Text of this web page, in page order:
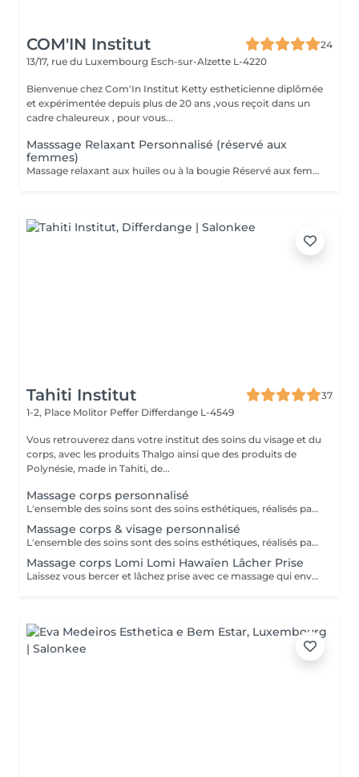
COM'IN Institut
24
13/17, rue du Luxembourg Esch-sur-Alzette L-4220
Bienvenue chez Com'In Institut Ketty estheticienne diplômée
et expérimentée depuis plus de 20 ans ,vous reçoit dans un
cadre chaleureux , pour vous...
Masssage Relaxant Personnalisé (réservé aux
femmes)
Massage relaxant aux huiles ou à la bougie Réservé aux femmes
Tahiti Institut
37
1-2, Place Molitor Peffer Differdange L-4549
Vous retrouverez dans votre institut des soins du visage et du
corps, avec les produits Thalgo ainsi que des produits de
Polynésie, made in Tahiti, de...
Massage corps personnalisé
L'ensemble des soins sont des soins esthétiques, réalisés par des esthéticiennes diplômées. Ils n'ont pas de visée médicale et les massages ne sont aucunement sexuels. Vous avez pris rendez-vous dans un institut de beauté. Merci de respecter le personnel
Massage corps & visage personnalisé
L'ensemble des soins sont des soins esthétiques, réalisés par des esthéticiennes diplômées. Ils n'ont pas de visée médicale et les massages ne sont aucunement sexuels. Vous avez pris rendez-vous dans un institut de beauté. Merci de respecter le personnel
Massage corps Lomi Lomi Hawaïen Lâcher Prise
Laissez vous bercer et lâchez prise avec ce massage qui enveloppe le dessus et le dessous du corps à la fois. Réalisé avec les mouvements de mes avant-bras tels des vagues sur le corps. Vous êtes installés sur une film transparent pré enduit d'huile. L'ensemble des soins sont des soins esthétiques, réalisés par des esthéticiennes diplômées. Ils n'ont pas de visée médicale et les massages ne sont aucunement sexuels. Vous avez pris rendez-vous dans un institut de beauté. Merci de respecter le personnel